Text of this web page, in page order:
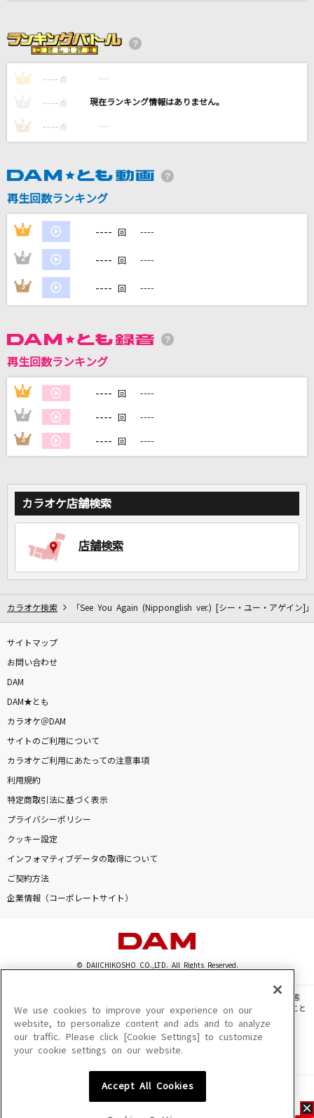
[生音]カブトムシ
DAMに会員登録・ログインして
カラオケをもっと楽しもう！
自宅でカラオケ歌い放題！
1 ---- 点 ----
---- 点 ----
3 ---- 点 ----
再生回数ランキング
1 ---- 回 ----
2 ---- 回 ----
3 ---- 回 ----
再生回数ランキング
1 ---- 回 ----
2 ---- 回 ----
3 ---- 回 ----
カラオケ店舗検索
店舗検索
カラオケ検索 「See You Again (Nipponglish ver.) [シー・ユー・アゲイン]
サイトマップ
お問い合わせ
DAM
DAM★とも
カラオケ＠DAM
サイトのご利用について
カラオケご利用にあたっての注意事項
利用規約
特定商取引法に基づく表示
プライバシーポリシー
クッキー設定
インフォマティブデータの取得について
ご契約方法
企業情報（コーポレートサイト）
© DAIICHIKOSHO CO.,LTD. All Rights Reserved.
このサイトに掲載されている一切の文章・画像・写真・動画・音声等を、手段や形態
を問わず、著作権法の定める範囲を超えて無断で複製、転載、ファイル化などすること
を禁じます。
楽曲及びコンテンツは、機種によりご利用いただけない場合があります。
楽曲及びコンテンツの配信日、配信内容が変更になる場合があります。
We use cookies to improve your experience on our
website, to personalize content and ads and to analyze
our traffic. Please click [Cookie Settings] to customize
your cookie settings on our website.
Accept All Cookies